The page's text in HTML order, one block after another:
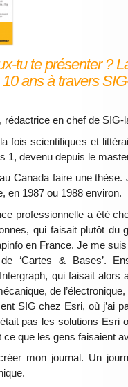
tu te présenter ?
ans à travers
rédactrice en chef de SIG-
fois scientifiques et
1, devenu depuis le
Canada faire une
en 1987 ou 1988 environ.
professionnelle a été
qui faisait plutôt du
en France. Je me
‘Cartes & Bases’.
qui faisait alors
de
SIG chez Esri, où j’ai
pas les solutions Esri
ce que les gens faisaient
mon journal. Un